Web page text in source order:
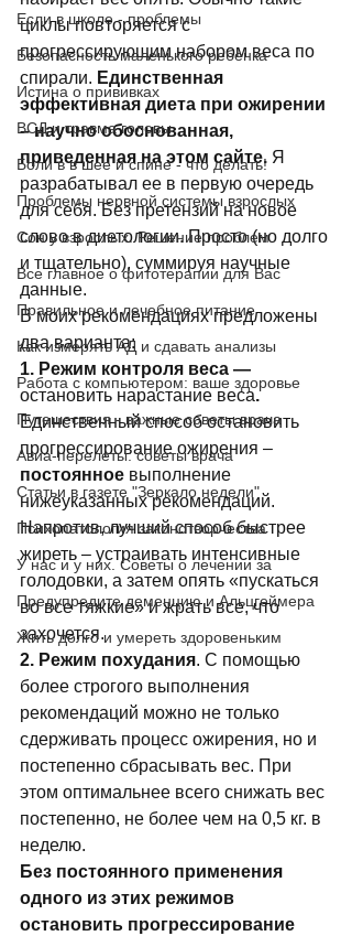
Если в школе - проблемы
Безопасность маленького ребенка
Истина о прививках
ВСД и травма головы
Боли в в шее и спине - что делать!
Проблемы нервной системы взрослых
Сон у взрослых. Решение проблем
Все главное о фитотерапии для Вас
Правильное и лечебное питание
Как измерять АД и сдавать анализы
Работа с компьютером: ваше здоровье
Путешествия - важные советы врача
Авиа-перелеты: советы врача
Статьи в газете "Зеркало недели"
Психопатология законотворчества
У нас и у них. Советы о лечении за
Предупредите деменцию и Альцгеймера
Жить долго и умереть здоровеньким
циклы повторяется с
прогрессирующим набором веса по
спирали. Единственная
эффективная диета при ожирении
– научно обоснованная,
приведенная на этом сайте. Я
разрабатывал ее в первую очередь
для себя. Без претензий на новое
слово в диетологии. Просто (но долго
и тщательно), суммируя научные
данные.
В моих рекомендациях предложены
два варианта:
1. Режим контроля веса —
остановить нарастание веса.
Единственный способ остановить
прогрессирование ожирения –
постоянное выполнение
нижеуказанных рекомендаций.
Напротив, лучший способ быстрее
жиреть – устраивать интенсивные
голодовки, а затем опять «пускаться
во все тяжкие» и жрать все, что
захочется.
2. Режим похудания. С помощью
более строгого выполнения
рекомендаций можно не только
сдерживать процесс ожирения, но и
постепенно сбрасывать вес. При
этом оптимальнее всего снижать вес
постепенно, не более чем на 0,5 кг. в
неделю.
Без постоянного применения
одного из этих режимов
остановить прогрессирование